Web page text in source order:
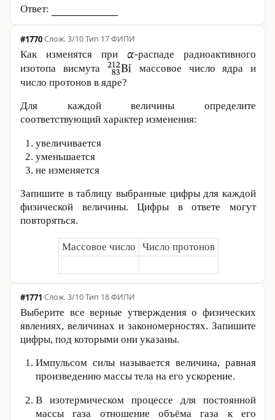
Ответ:
#1770· 3/10·Тип 17·ФИПИ
Как изменятся при
-распаде радиоактивного
изотопа висмута
массовое число ядра и
число протонов в ядре?
Для каждой величины определите
соответствующий характер изменения:
увеличивается
уменьшается
не изменяется
Запишите в таблицу выбранные цифры для каждой
физической величины. Цифры в ответе могут
повторяться.
Массовое число Число протонов
#1771· 3/10·Тип 18·ФИПИ
Выберите все верные утверждения о физических
явлениях, величинах и закономерностях. Запишите
цифры, под которыми они указаны.
Импульсом силы называется величина, равная
произведению массы тела на его ускорение.
В изотермическом процессе для постоянной
массы газа отношение объёма газа к его